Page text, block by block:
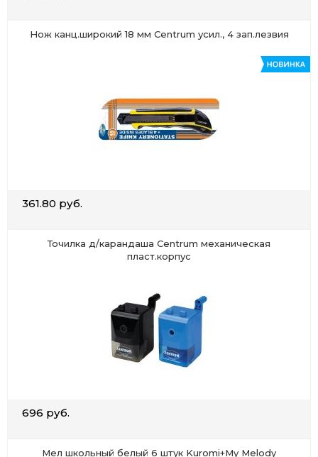
Нож канц.широкий 18 мм Centrum усил., 4 зап.лезвия
361.80 руб.
Точилка д/карандаша Centrum механическая
пласт.корпус
696 руб.
Мел школьный белый 6 штук Kuromi+My Melody